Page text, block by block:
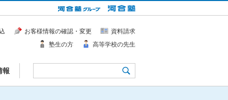
報
お客様情報の確認・変更
資料請求
塾生の方
高等学校の先生